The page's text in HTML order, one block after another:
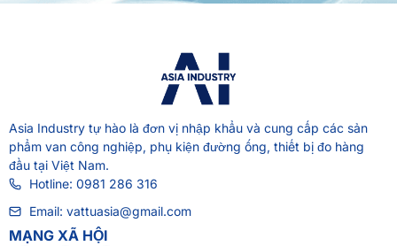
Asia Industry tự hào là đơn vị nhập khẩu và cung cấp các sản
phẩm van công nghiệp, phụ kiện đường ống, thiết bị đo hàng
đầu tại Việt Nam.
Hotline: 0981 286 316
Email: vattuasia@gmail.com
MẠNG XÃ HỘI